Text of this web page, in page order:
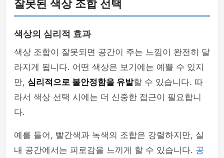
잘못된 색상 조합 선택
색상의 심리적 효과
색상 조합이 잘못되면 공간이 주는 느낌이 완전히 달
라지게 됩니다. 어떤 색상은 보기에는 예쁠 수 있지
만, 심리적으로 불안정함을 유발할 수 있습니다. 따
라서 색상 선택 시에는 더 신중한 접근이 필요합니
다.
예를 들어, 빨간색과 녹색의 조합은 강렬하지만, 실
내 공간에서는 피로감을 느끼게 할 수 있습니다. 공